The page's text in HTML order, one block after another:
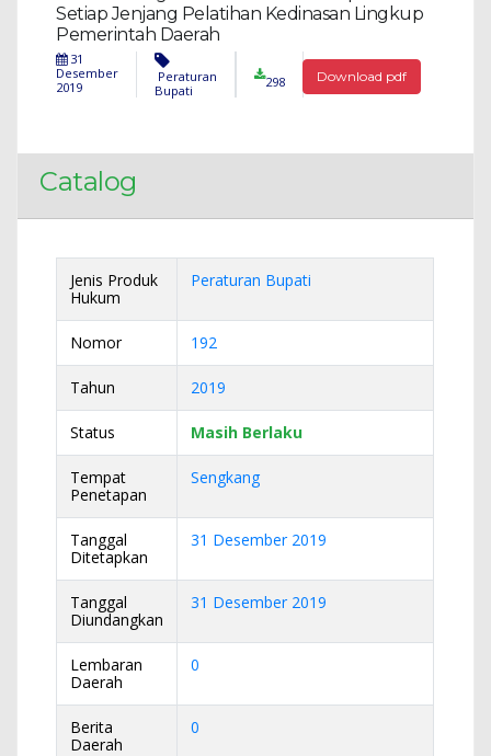
Setiap Jenjang Pelatihan Kedinasan Lingkup
Pemerintah Daerah
Download pdf
31
Desember
2019
Peraturan
Bupati
298
Catalog
Jenis Produk
Hukum
Peraturan Bupati
Nomor 192
Tahun 2019
Status Masih Berlaku
Tempat
Penetapan
Sengkang
Tanggal
Ditetapkan
31 Desember 2019
Tanggal
Diundangkan
31 Desember 2019
Lembaran
Daerah
0
Berita
Daerah
0